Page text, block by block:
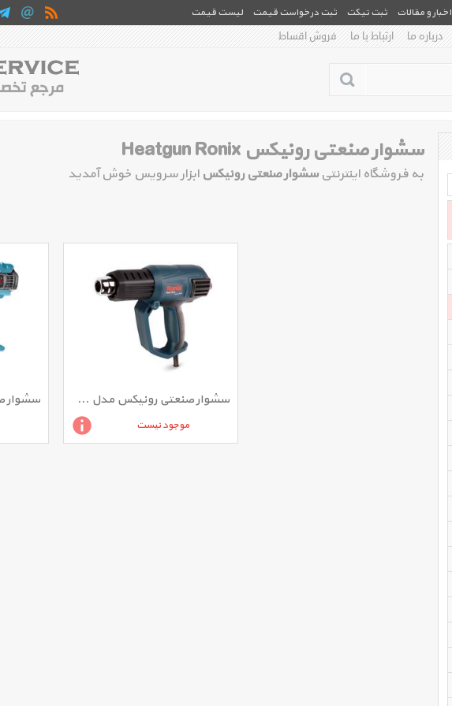
اخبار و مقالات ثبت تیکت ثبت درخواست قیمت
لیست قیمت
درباره ما ارتباط با ما فروش اقساط
سشوار صنعتی رونیکس Heatgun Ronix
به فروشگاه اینترنتی سشوار صنعتی رونیکس ابزار سرویس خوش آمدید
سشوار صنعتی رونیکس مدل 1101
موجود نیست